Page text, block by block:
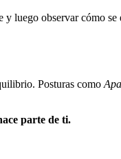
luego observar cómo
Posturas como
parte de ti.